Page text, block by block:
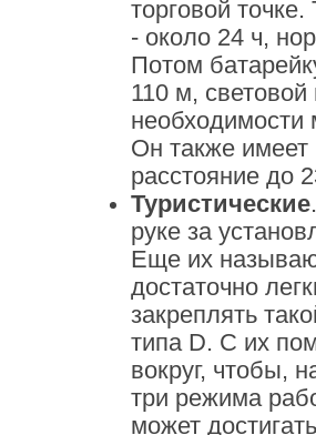
торговой
- около 24 ч,
Потом
110 м,
необходимости
Он также имеет
расстояние до
Туристические
руке за
Еще их
достаточно
закреплять
типа D. С их
вокруг, чтобы,
три режима
может